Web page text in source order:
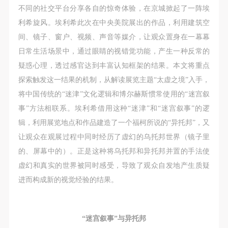
不同的社交平台分享各自的惊奇体验，在京城掀起了一阵埃
利希旋风。埃利希此次在中央美院展出的作品，利用建筑空
间、镜子、窗户、视频、声音等媒介，让观众置身在一幕幕
日常生活场景中，通过眼睛的视错觉功能，产生一种反常的
疑惑心理，透过感官达到丰富认知框架的结果。本文将重点
探索触发这一结果的机制，从解读展览主题“太虚之境”入手，
将中国传统的“迷津”文化逻辑和博尔赫斯惯常使用的“迷宫叙
事”方法相联系。埃利希借用这种“迷津”和“迷宫叙事”的逻
辑，利用展览地点和作品建造了一个福柯所说的“异托邦”，又
让观众在观展过程中同时经历了虚幻的乌托邦世界（镜子里
的、屏幕中的）。正是这种将乌托邦和异托邦并置的手法使
虚幻和真实的世界被同时感受，导致了观众自发地产生质疑
进而构成新的视觉经验的结果。
“迷宫叙事”与异托邦
负的原则。但活动有风险，参加者应有必要的风险意
识。
第二条
参加本次活动者必须遵守中华人民共和国的相关法
律、法规，必须遵循道德和社会公德规范，并应该具
备以人为本、团结友爱、互相帮助和助人为乐的良好
品质。
第三条
参加本次活动人员应该是成年人（具有完全民事行为
能力的人，18周岁以上）未成年人必须在成年人的陪
同下参观。
第四条
参加活动者在此次活动期间的人身安全责任自负。鼓
事故的任何责任，但有互相援助的义务。参加活动的
负的原则。但活动有风险，参加者应有必要的风险意
识。
第二条
参加本次活动者必须遵守中华人民共和国的相关法
律、法规，必须遵循道德和社会公德规范，并应该具
备以人为本、团结友爱、互相帮助和助人为乐的良好
品质。
第三条
参加本次活动人员应该是成年人（具有完全民事行为
能力的人，18周岁以上）未成年人必须在成年人的陪
同下参观。
第四条
参加活动者在此次活动期间的人身安全责任自负。鼓
事故的任何责任，但有互相援助的义务。参加活动的
负的原则。但活动有风险，参加者应有必要的风险意
识。
第二条
参加本次活动者必须遵守中华人民共和国的相关法
律、法规，必须遵循道德和社会公德规范，并应该具
备以人为本、团结友爱、互相帮助和助人为乐的良好
品质。
第三条
参加本次活动人员应该是成年人（具有完全民事行为
能力的人，18周岁以上）未成年人必须在成年人的陪
同下参观。
第四条
参加活动者在此次活动期间的人身安全责任自负。鼓
事故的任何责任，但有互相援助的义务。参加活动的